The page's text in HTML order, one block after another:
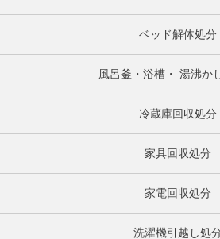
ベッド解体処分
風呂釜・浴槽・ 湯沸か
冷蔵庫回収処分
家具回収処分
家電回収処分
洗濯機引越し処